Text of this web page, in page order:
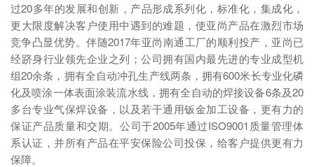
过20多年的发展和创新，产品形成系列化，标准化，集成化，
更大限度解决客户使用中遇到的难题，使亚尚产品在激烈市场
竞争凸显优势。伴随2017年亚尚南通工厂的顺利投产，亚尚已
经跻身行业领先企业之列；公司拥有国内最先进的专业成型机
组20余条，拥有全自动冲孔生产线两条，拥有600米长专业化磷
化及喷涂一体表面涂装流水线，拥有全自动的焊接设备6条及20
多台专业气保焊设备，以及若干通用钣金加工设备，更有力的
保证产品质量和交期。公司于2005年通过ISO9001质量管理体
系认证，并所有产品在平安保险公司投保，给客户提供更有力
保障。